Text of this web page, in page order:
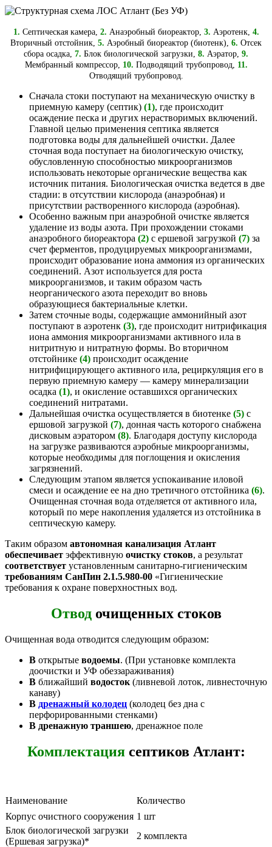
1. Септическая камера, 2. Анаэробный биореактор, 3. Аэротенк, 4.
Вторичный отстойник, 5. Аэробный биореактор (биотенк), 6. Отсек
сбора осадка, 7. Блок биологической загрузки, 8. Аэратор, 9.
Мембранный компрессор, 10. Подводящий трубопровод, 11.
Отводящий трубопровод.
Сначала стоки поступают на механическую очистку в
приемную камеру (септик) (1), где происходит
осаждение песка и других нерастворимых включений.
Главной целью применения септика является
подготовка воды для дальнейшей очистки. Далее
сточная вода поступает на биологическую очистку,
обусловленную способностью микроорганизмов
использовать некоторые органические вещества как
источник питания. Биологическая очистка ведется в две
стадии: в отсутствии кислорода (анаэробная) и
присутствии растворенного кислорода (аэробная).
Особенно важным при анаэробной очистке является
удаление из воды азота. При прохождении стоками
анаэробного биореактора (2) с ершевой загрузкой (7) за
счет ферментов, продуцируемых микроорганизмами,
происходит образование иона аммония из органических
соединений. Азот используется для роста
микроорганизмов, и таким образом часть
неорганического азота переходит во вновь
образующиеся бактериальные клетки.
Затем сточные воды, содержащие аммонийный азот
поступают в аэротенк (3), где происходит нитрификация
иона аммония микроорганизмами активного ила в
нитритную и нитратную формы. Во вторичном
отстойнике (4) происходит осаждение
нитрифицирующего активного ила, рециркуляция его в
первую приемную камеру — камеру минерализации
осадка (1), и окисление оставшихся органических
соединений нитратами.
Дальнейшая очистка осуществляется в биотенке (5) с
ершовой загрузкой (7), донная часть которого снабжена
дисковым аэратором (8). Благодаря доступу кислорода
на загрузке развиваются аэробные микроорганизмы,
которые необходимы для поглощения и окисления
загрязнений.
Следующим этапом является успокаивание иловой
смеси и осаждение ее на дно третичного отстойника (6).
Очищенная сточная вода отделяется от активного ила,
который по мере накопления удаляется из отстойника в
септическую камеру.
Таким образом автономная канализация Атлант
обеспечивает эффективную очистку стоков, а результат
соответствует установленным санитарно-гигиеническим
требованиям СанПин 2.1.5.980-00 «Гигиенические
требования к охране поверхностных вод.
Отводочищенных стоков
Очищенная вода отводится следующим образом:
В открытые водоемы. (При установке комплекта
доочистки и УФ обеззараживания)
В ближайший водосток (ливневой лоток, ливнесточную
канаву)
В дренажный колодец (колодец без дна с
перфорированными стенками)
В дренажную траншею, дренажное поле
Комплектациясептиков Атлант:
Наименование
Количество
Корпус очистного сооружения 1 шт
Блок биологической загрузки
(Ершевая загрузка)*
2 комплекта